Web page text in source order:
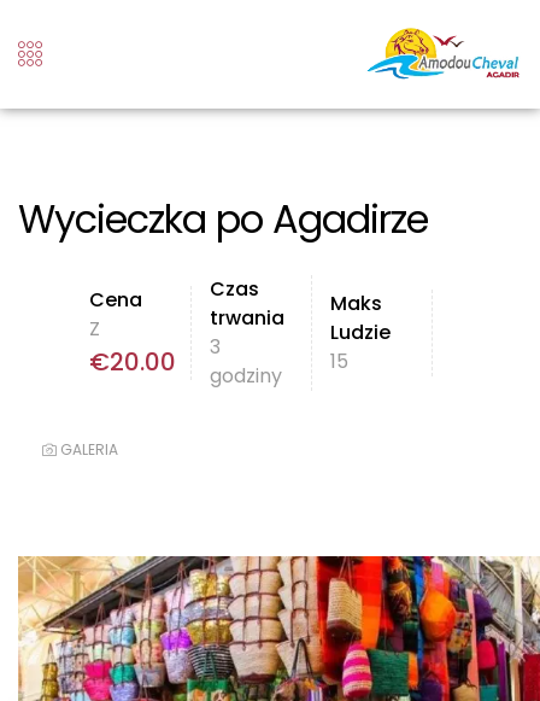
Wycieczka po Agadirze
Cena
Z
€20.00
Czas
trwania
3
godziny
Maks
Ludzie
15
GALERIA